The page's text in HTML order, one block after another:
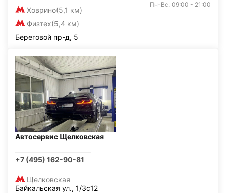
Ховрино(5,1 км)
Физтех(5,4 км)
Пн-Вс: 09:00 - 21:00
Береговой пр-д, 5
Автосервис Щелковская
+7 (495) 162-90-81
Щелковская
Байкальская ул., 1/3с12